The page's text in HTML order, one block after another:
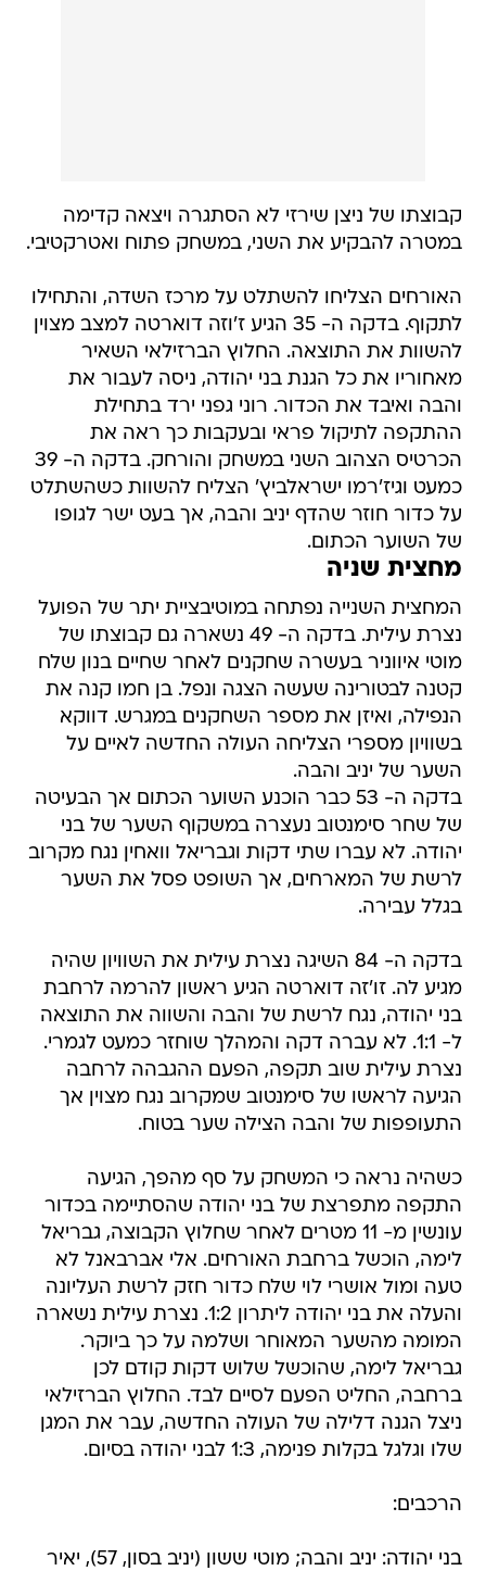
קבוצתו של ניצן שירזי לא הסתגרה ויצאה קדימה
במטרה להבקיע את השני, במשחק פתוח ואטרקטיבי.
האורחים הצליחו להשתלט על מרכז השדה, והתחילו
לתקוף. בדקה ה- 35 הגיע ז'וזה דוארטה למצב מצוין
להשוות את התוצאה. החלוץ הברזילאי השאיר
מאחוריו את כל הגנת בני יהודה, ניסה לעבור את
והבה ואיבד את הכדור. רוני גפני ירד בתחילת
ההתקפה לתיקול פראי ובעקבות כך ראה את
הכרטיס הצהוב השני במשחק והורחק. בדקה ה- 39
כמעט וגיז'רמו ישראלביץ' הצליח להשוות כשהשתלט
על כדור חוזר שהדף יניב והבה, אך בעט ישר לגופו
של השוער הכתום.
מחצית שניה
המחצית השנייה נפתחה במוטיבציית יתר של הפועל
נצרת עילית. בדקה ה- 49 נשארה גם קבוצתו של
מוטי איווניר בעשרה שחקנים לאחר שחיים בנון שלח
קטנה לבטורינה שעשה הצגה ונפל. בן חמו קנה את
הנפילה, ואיזן את מספר השחקנים במגרש. דווקא
בשוויון מספרי הצליחה העולה החדשה לאיים על
השער של יניב והבה.
בדקה ה- 53 כבר הוכנע השוער הכתום אך הבעיטה
של שחר סימנטוב נעצרה במשקוף השער של בני
יהודה. לא עברו שתי דקות וגבריאל וואחין נגח מקרוב
לרשת של המארחים, אך השופט פסל את השער
בגלל עבירה.
בדקה ה- 84 השיגה נצרת עילית את השוויון שהיה
מגיע לה. זו'זה דוארטה הגיע ראשון להרמה לרחבת
בני יהודה, נגח לרשת של והבה והשווה את התוצאה
ל- 1:1. לא עברה דקה והמהלך שוחזר כמעט לגמרי.
נצרת עילית שוב תקפה, הפעם ההגבהה לרחבה
הגיעה לראשו של סימנטוב שמקרוב נגח מצוין אך
התעופפות של והבה הצילה שער בטוח.
כשהיה נראה כי המשחק על סף מהפך, הגיעה
התקפה מתפרצת של בני יהודה שהסתיימה בכדור
עונשין מ- 11 מטרים לאחר שחלוץ הקבוצה, גבריאל
לימה, הוכשל ברחבת האורחים. אלי אברבאנל לא
טעה ומול אושרי לוי שלח כדור חזק לרשת העליונה
והעלה את בני יהודה ליתרון 1:2. נצרת עילית נשארה
המומה מהשער המאוחר ושלמה על כך ביוקר.
גבריאל לימה, שהוכשל שלוש דקות קודם לכן
ברחבה, החליט הפעם לסיים לבד. החלוץ הברזילאי
ניצל הגנה דלילה של העולה החדשה, עבר את המגן
שלו וגלגל בקלות פנימה, 1:3 לבני יהודה בסיום.
הרכבים:
בני יהודה: יניב והבה; מוטי ששון (יניב בסון, 57), יאיר